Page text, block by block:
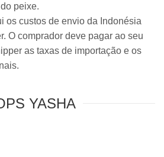
peixe.
os custos de envio da Indonésia
O comprador deve pagar ao seu
as taxas de importação e os
YASHA